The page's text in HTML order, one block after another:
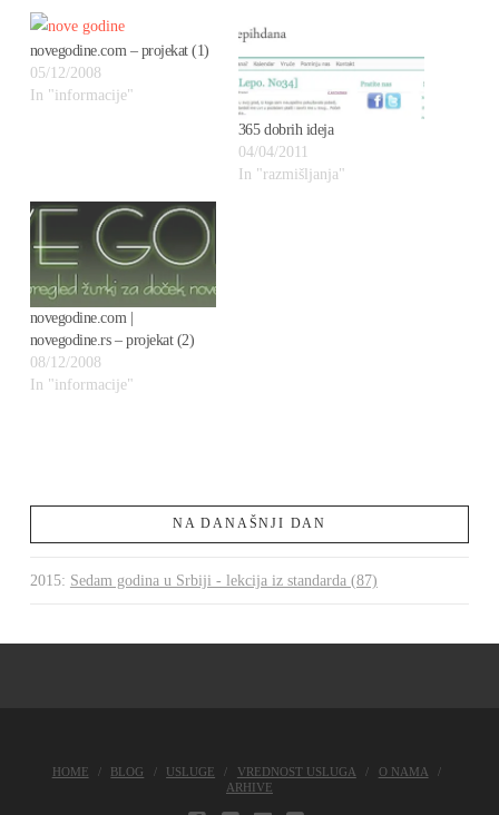
novegodine.com – projekat (1)
05/12/2008
In "informacije"
365 dobrih ideja
04/04/2011
In "razmišljanja"
novegodine.com |
novegodine.rs – projekat (2)
08/12/2008
In "informacije"
NA DANAŠNJI DAN
2015: Sedam godina u Srbiji - lekcija iz standarda (87)
HOME BLOG USLUGE VREDNOST USLUGA
O NAMA
ARHIVE